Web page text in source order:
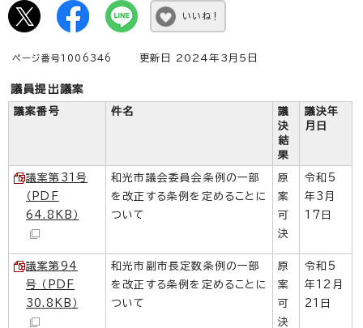
いいね！
ページ番号1006346 更新日 2024年3月5日
議員提出議案
議案番号 件名
議
決
結
果
議決年
月日
議案第31号
（PDF
64.8KB）
和光市議会委員会条例の一部
を改正する条例を定めることに
ついて
原
案
可
決
令和5
年3月
17日
議案第94
号 （PDF
30.8KB）
和光市副市長定数条例の一部
を改正する条例を定めることに
ついて
原
案
可
決
令和5
年12月
21日